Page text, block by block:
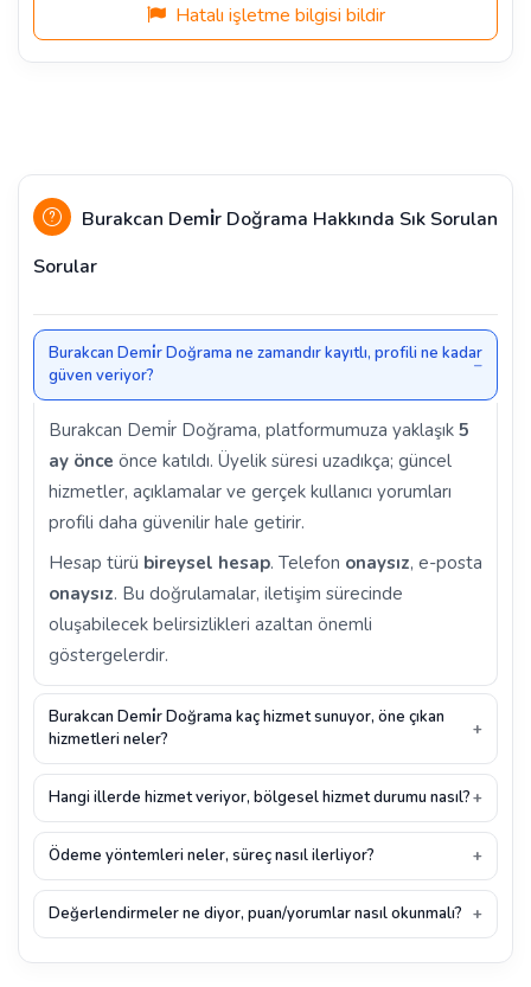
Hatalı işletme bilgisi bildir
Burakcan Demi̇r Doğrama Hakkında Sık Sorulan
Sorular
Burakcan Demi̇r Doğrama ne zamandır kayıtlı, profili ne kadar
güven veriyor?
Burakcan Demi̇r Doğrama, platformumuza yaklaşık 5
ay önce önce katıldı. Üyelik süresi uzadıkça; güncel
hizmetler, açıklamalar ve gerçek kullanıcı yorumları
profili daha güvenilir hale getirir.
Hesap türü bireysel hesap. Telefon onaysız, e-posta
onaysız. Bu doğrulamalar, iletişim sürecinde
oluşabilecek belirsizlikleri azaltan önemli
göstergelerdir.
Burakcan Demi̇r Doğrama kaç hizmet sunuyor, öne çıkan
hizmetleri neler?
Hangi illerde hizmet veriyor, bölgesel hizmet durumu nasıl?
Ödeme yöntemleri neler, süreç nasıl ilerliyor?
Değerlendirmeler ne diyor, puan/yorumlar nasıl okunmalı?